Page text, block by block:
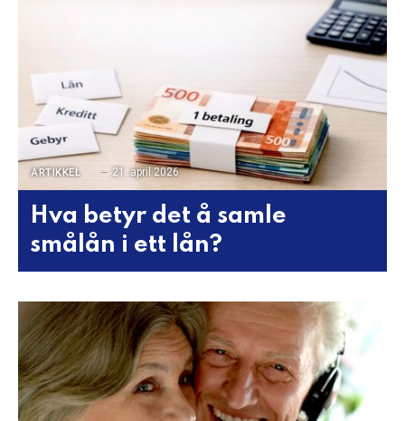
ARTIKKEL 21. april 2026
Hva betyr det å samle
smålån i ett lån?